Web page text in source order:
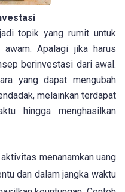
topik yang rumit untuk
Apalagi jika harus
berinvestasi dari awal.
yang dapat mengubah
melainkan terdapat
hingga menghasilkan
menanamkan uang
dan dalam jangka waktu